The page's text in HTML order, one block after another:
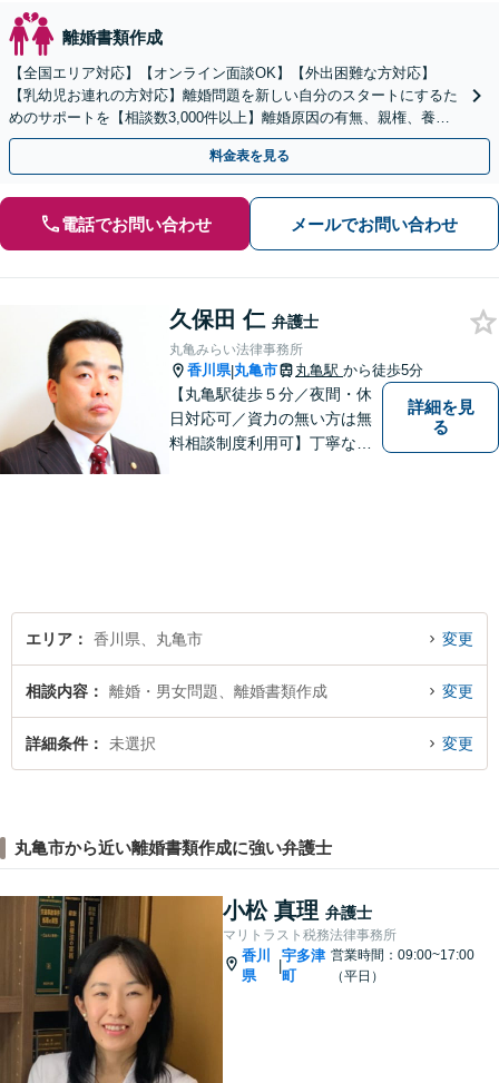
離婚書類作成
【全国エリア対応】【オンライン面談OK】【外出困難な方対応】
【乳幼児お連れの方対応】離婚問題を新しい自分のスタートにするた
めのサポートを【相談数3,000件以上】離婚原因の有無、親権、養育
費、財産分与、慰謝料請求【夜間・休日相談可】
料金表を見る
電話でお問い合わせ メールでお問い合わせ
久保田 仁 弁護士
丸亀みらい法律事務所
香川県|丸亀市 丸亀駅 から徒歩5分
【丸亀駅徒歩５分／夜間・休
日対応可／資力の無い方は無
料相談制度利用可】丁寧な対
詳細を見
る
エリア 香川県、丸亀市 変更
相談内容 離婚・男女問題、離婚書類作成 変更
詳細条件 未選択 変更
丸亀市から近い離婚書類作成に強い弁護士
小松 真理 弁護士
マリトラスト税務法律事務所
香川
県
|
宇多津
町
営業時間：09:00~17:00
（平日）